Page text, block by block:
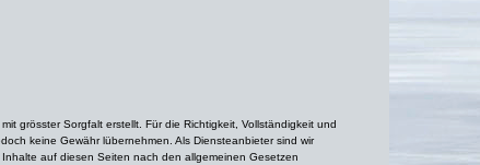
grösster Sorgfalt erstellt. Für die Richtigkeit, Vollständigkeit und
keine Gewähr lübernehmen. Als Diensteanbieter sind wir
auf diesen Seiten nach den allgemeinen Gesetzen